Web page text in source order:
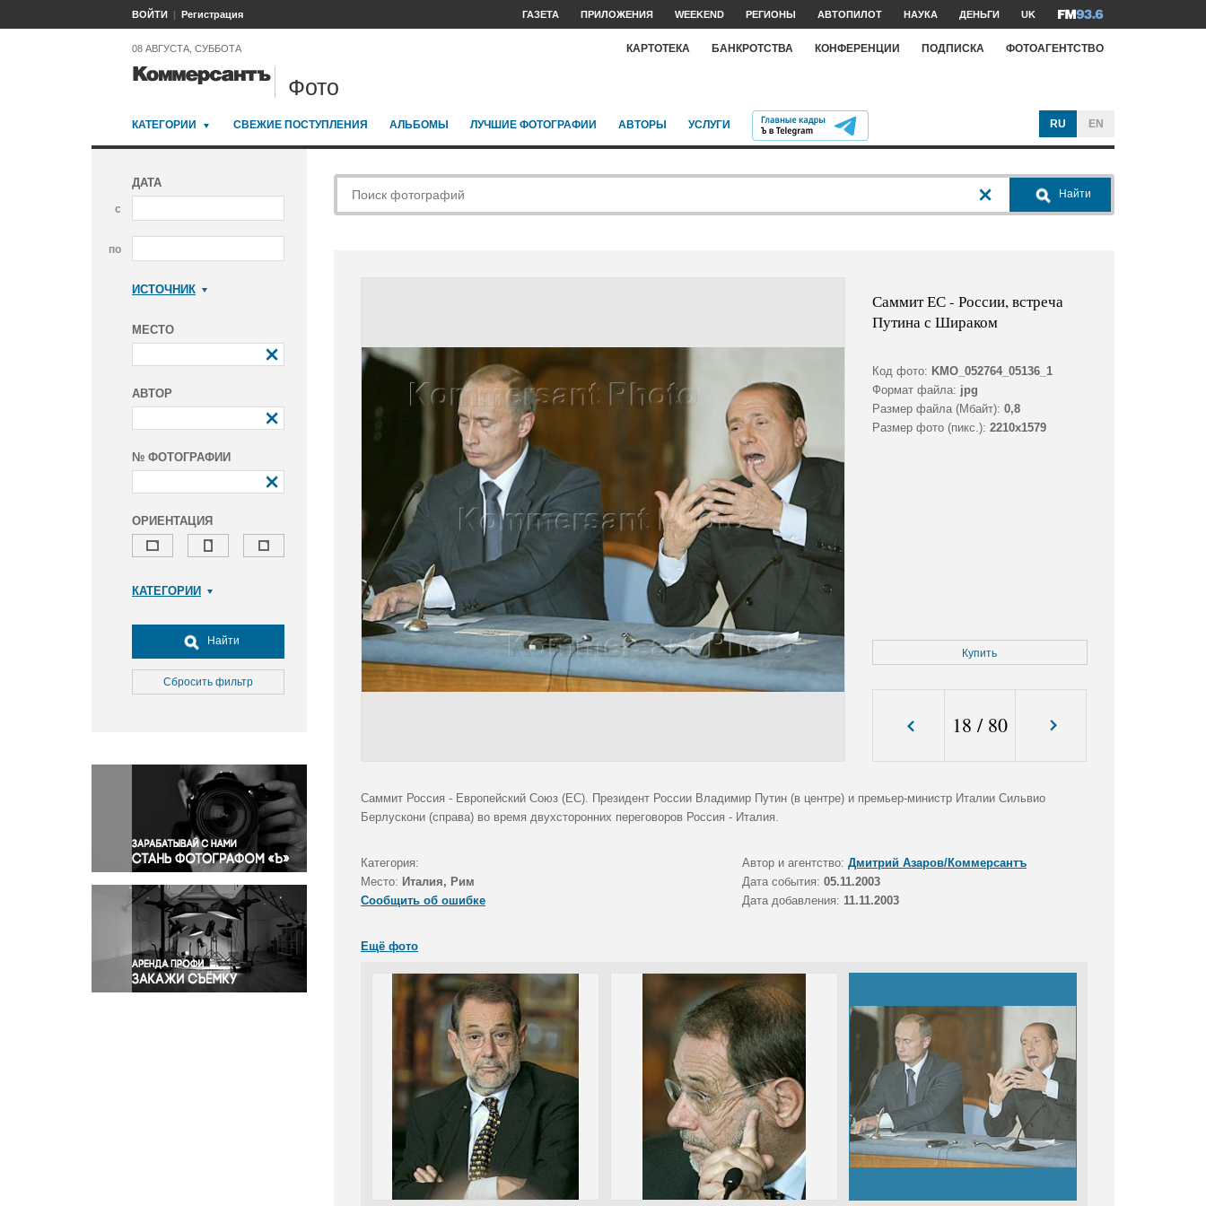
ВОЙТИ Регистрация ГАЗЕТА ПРИЛОЖЕНИЯ WEEKEND РЕГИОНЫ АВТОПИЛОТ НАУКА ДЕНЬГИ UK
08 АВГУСТА, СУББОТА КАРТОТЕКА БАНКРОТСТВА КОНФЕРЕНЦИИ ПОДПИСКА ФОТОАГЕНТСТВО
Фото
КАТЕГОРИИ СВЕЖИЕ ПОСТУПЛЕНИЯ АЛЬБОМЫ ЛУЧШИЕ ФОТОГРАФИИ АВТОРЫ УСЛУГИ RU EN
ДАТА
с
по
ИСТОЧНИК
МЕСТО
АВТОР
№ ФОТОГРАФИИ
ОРИЕНТАЦИЯ
КАТЕГОРИИ
Досуг, туризм и отдых
Культура
Медицина
Окружающая среда
Политика
Правосудие
Происшествия и конфликты
Религия
Светская жизнь
Спорт
Экология
Экономика и бизнес
Найти
Сбросить фильтр
Найти
Саммит ЕС - России, встреча
Путина с Шираком
Код фото: KMO_052764_05136_1
Формат файла: jpg
Размер файла (Мбайт): 0,8
Размер фото (пикс.): 2210x1579
Купить
18 / 80
Саммит Россия - Европейский Союз (ЕС). Президент России Владимир Путин (в центре) и премьер-министр Италии Сильвио
Берлускони (справа) во время двухсторонних переговоров Россия - Италия.
Категория: Автор и агентство: Дмитрий Азаров/Коммерсантъ
Место: Италия, Рим Дата события: 05.11.2003
Сообщить об ошибке
Дата добавления: 11.11.2003
Ещё фото